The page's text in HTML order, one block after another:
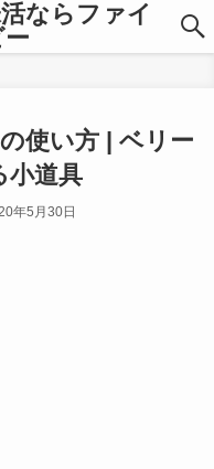
ならファイ
使い方 | ベリー
小道具
年5月30日